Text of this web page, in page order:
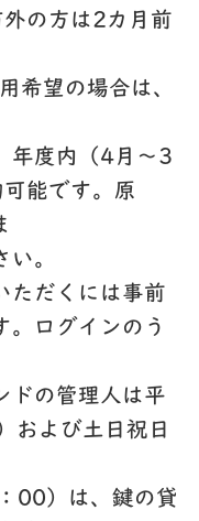
の方は2カ月前
望の場合は、
年度内（4月～3
能です。原
。
ただくには事前
。ログインのう
ドの管理人は平
および土日祝日
00）は、鍵の貸